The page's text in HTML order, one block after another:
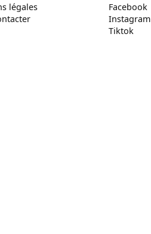
légales
Facebook
Instagram
Tiktok